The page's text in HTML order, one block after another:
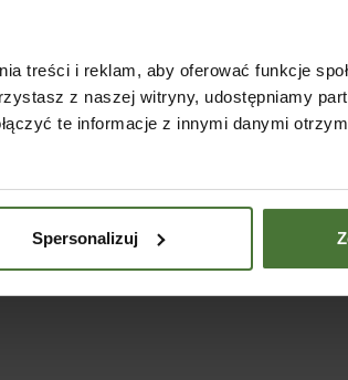
treści i reklam, aby oferować funkcje
z naszej witryny, udostępniamy
te informacje z innymi danymi
Spersonalizuj